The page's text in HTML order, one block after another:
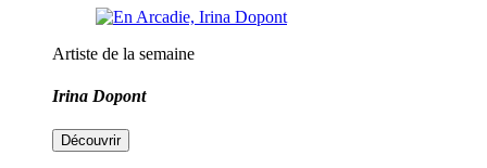
Artiste de la semaine
Irina Dopont
Découvrir